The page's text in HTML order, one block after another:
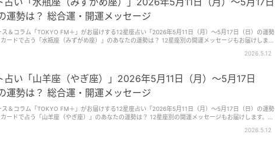
運勢は？ 総合運・開運メッセージ
ス＆コラム「TOKYO FM＋」がお届けする12星座占い「2026年5月11日（月）～5月17日（日）の運勢
ードで占う「水瓶座（みずがめ座）」のあなたの運勢は？ 12星座別の開運メッセージもお届けしま
2026.5.12
占い「山羊座（やぎ座）」2026年5月11日（月）～5月17日
運勢は？ 総合運・開運メッセージ
ス＆コラム「TOKYO FM＋」がお届けする12星座占い「2026年5月11日（月）～5月17日（日）の運勢
ードで占う「山羊座（やぎ座）」のあなたの運勢は？ 12星座別の開運メッセージもお届けします。
2026.5.12